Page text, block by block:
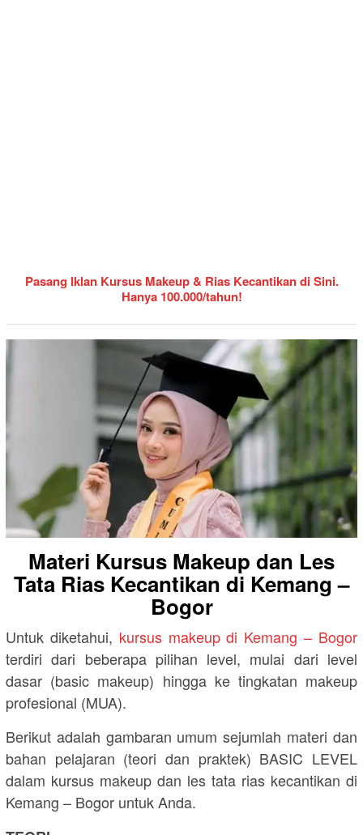
Pasang Iklan Kursus Makeup & Rias Kecantikan di Sini.
Hanya 100.000/tahun!
Materi Kursus Makeup dan Les
Tata Rias Kecantikan di Kemang –
Bogor
Untuk diketahui, kursus makeup di Kemang – Bogor
terdiri dari beberapa pilihan level, mulai dari level
dasar (basic makeup) hingga ke tingkatan makeup
profesional (MUA).
Berikut adalah gambaran umum sejumlah materi dan
bahan pelajaran (teori dan praktek) BASIC LEVEL
dalam kursus makeup dan les tata rias kecantikan di
Kemang – Bogor untuk Anda.